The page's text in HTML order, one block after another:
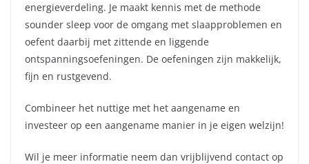
energieverdeling. Je maakt kennis met de methode
sounder sleep voor de omgang met slaapproblemen en
oefent daarbij met zittende en liggende
ontspanningsoefeningen. De oefeningen zijn makkelijk,
fijn en rustgevend.
Combineer het nuttige met het aangename en
investeer op een aangename manier in je eigen welzijn!
Wil je meer informatie neem dan vrijblijvend contact op